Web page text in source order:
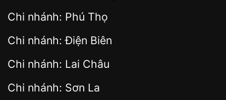
Chi nhánh: Phú Thọ
Chi nhánh: Điện Biên
Chi nhánh: Lai Châu
Chi nhánh: Sơn La